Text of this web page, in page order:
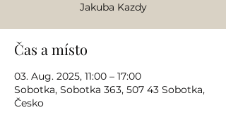
Jakuba Kazdy
Čas a místo
03. Aug. 2025, 11:00 – 17:00
Sobotka, Sobotka 363, 507 43 Sobotka,
Česko